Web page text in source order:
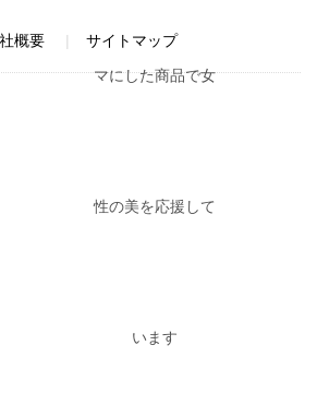
概要 サイトマップ